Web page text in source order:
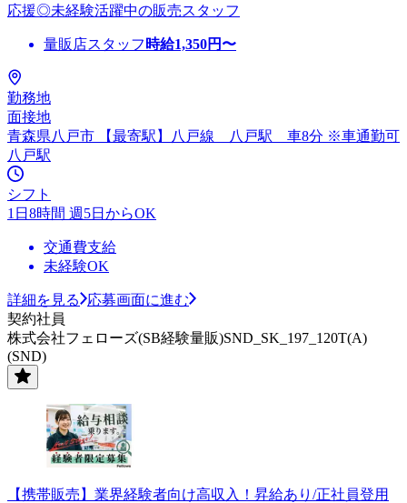
応援◎未経験活躍中の販売スタッフ
量販店スタッフ 時給1,350円〜
勤務地
面接地
青森県八戸市 【最寄駅】八戸線 八戸駅 車8分 ※車通勤可
八戸駅
シフト
1日8時間 週5日からOK
交通費支給
未経験OK
詳細を見る
応募画面に進む
契約社員
株式会社フェローズ(SB経験量販)SND_SK_197_120T(A)
(SND)
【携帯販売】業界経験者向け高収入！昇給あり/正社員登用